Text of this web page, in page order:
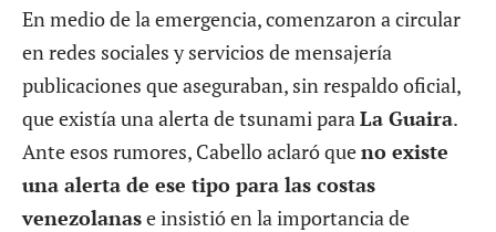
En medio de la emergencia, comenzaron a circular
en redes sociales y servicios de mensajería
publicaciones que aseguraban, sin respaldo oficial,
que existía una alerta de tsunami para La Guaira.
Ante esos rumores, Cabello aclaró queno existe
una alerta de ese tipo para las costas
venezolanase insistió en la importancia de